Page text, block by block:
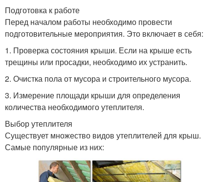
Подготовка к работе
Перед началом работы необходимо провести
подготовительные мероприятия. Это включает в себя:
1. Проверка состояния крыши. Если на крыше есть
трещины или просадки, необходимо их устранить.
2. Очистка пола от мусора и строительного мусора.
3. Измерение площади крыши для определения
количества необходимого утеплителя.
Выбор утеплителя
Существует множество видов утеплителей для крыш.
Самые популярные из них: